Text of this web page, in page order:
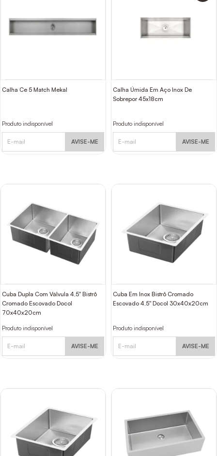
Calha Ce 5 Match Mekal
Produto indisponível
AVISE-ME
Calha Úmida Em Aço Inox De
Sobrepor 45x18cm
Produto indisponível
AVISE-ME
Cuba Dupla Com Válvula 4,5" Bistrô
Cromado Escovado Docol
70x40x20cm
Produto indisponível
AVISE-ME
Cuba Em Inox Bistrô Cromado
Escovado 4,5" Docol 30x40x20cm
Produto indisponível
AVISE-ME